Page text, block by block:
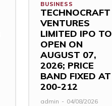
BUSINESS
TECHNOCRAFT
VENTURES
LIMITED IPO TO
OPEN ON
AUGUST 07,
2026; PRICE
BAND FIXED AT
₹200-212
admin - 04/08/2026